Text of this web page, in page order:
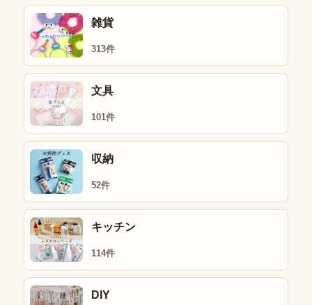
雑貨
313件
文具
101件
収納
52件
キッチン
114件
DIY